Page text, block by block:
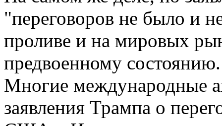
"переговоров не было и
проливе и на мировых
предвоенному состоянию.
Многие международные
заявления Трампа о